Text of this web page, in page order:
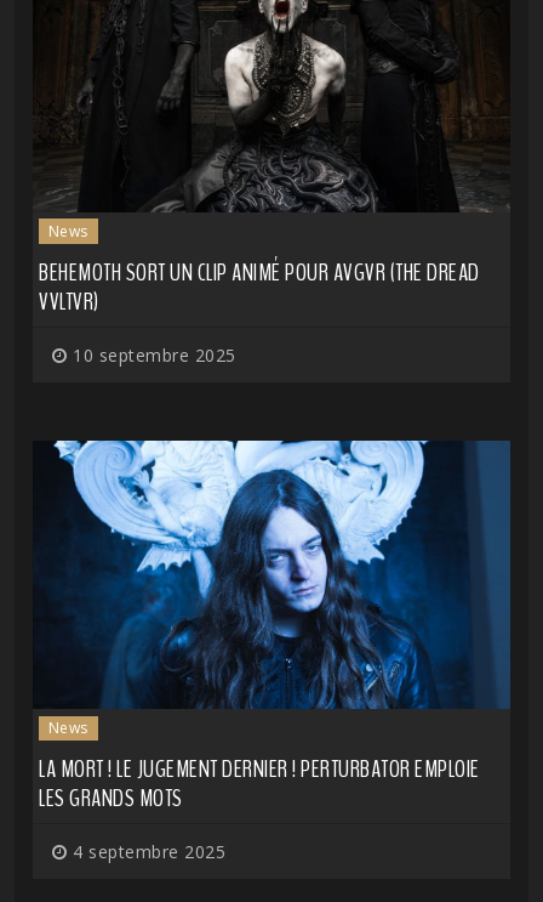
News
BEHEMOTH SORT UN CLIP ANIMÉ POUR AVGVR (THE DREAD
VVLTVR)
10 septembre 2025
News
LA MORT ! LE JUGEMENT DERNIER ! PERTURBATOR EMPLOIE
LES GRANDS MOTS
4 septembre 2025